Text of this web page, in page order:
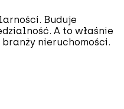
Buduje
A to właśnie
nieruchomości.